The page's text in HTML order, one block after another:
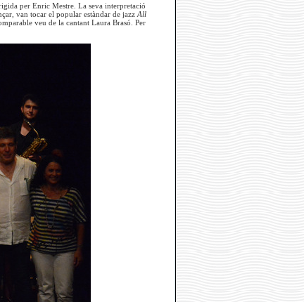
per Enric Mestre. La seva interpretació
van tocar el popular estàndar de jazz All
veu de la cantant Laura Brasó. Per